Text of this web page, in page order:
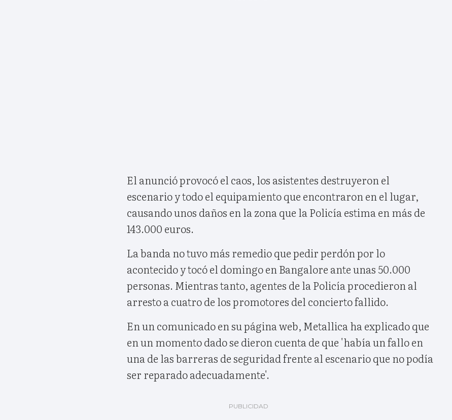
El anunció provocó el caos, los asistentes destruyeron el
escenario y todo el equipamiento que encontraron en el lugar,
causando unos daños en la zona que la Policía estima en más de
143.000 euros.
La banda no tuvo más remedio que pedir perdón por lo
acontecido y tocó el domingo en Bangalore ante unas 50.000
personas. Mientras tanto, agentes de la Policía procedieron al
arresto a cuatro de los promotores del concierto fallido.
En un comunicado en su página web, Metallica ha explicado que
en un momento dado se dieron cuenta de que 'había un fallo en
una de las barreras de seguridad frente al escenario que no podía
ser reparado adecuadamente'.